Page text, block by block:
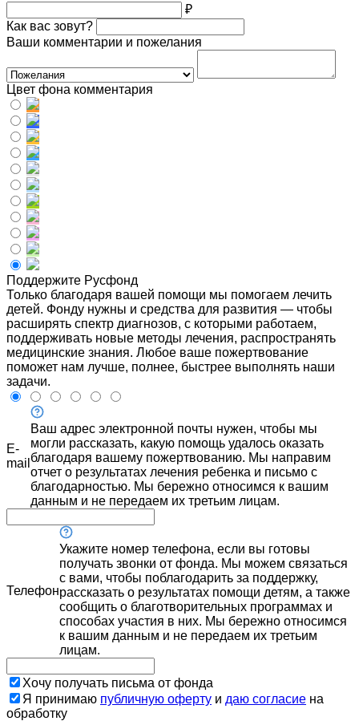
₽
Как вас зовут?
Ваши комментарии и пожелания
Цвет фона комментария
Поддержите Русфонд
Только благодаря вашей помощи мы помогаем лечить
детей. Фонду нужны и средства для развития — чтобы
расширять спектр диагнозов, с которыми работаем,
поддерживать новые методы лечения, распространять
медицинские знания. Любое ваше пожертвование
поможет нам лучше, полнее, быстрее выполнять наши
задачи.
E-
mail
Ваш адрес электронной почты нужен, чтобы мы
могли рассказать, какую помощь удалось оказать
благодаря вашему пожертвованию. Мы направим
отчет о результатах лечения ребенка и письмо с
благодарностью. Мы бережно относимся к вашим
данным и не передаем их третьим лицам.
Телефон
Укажите номер телефона, если вы готовы
получать звонки от фонда. Мы можем связаться
с вами, чтобы поблагодарить за поддержку,
рассказать о результатах помощи детям, а также
сообщить о благотворительных программах и
способах участия в них. Мы бережно относимся
к вашим данным и не передаем их третьим
лицам.
Хочу получать письма от фонда
Я принимаю публичную оферту и даю согласие на
обработку